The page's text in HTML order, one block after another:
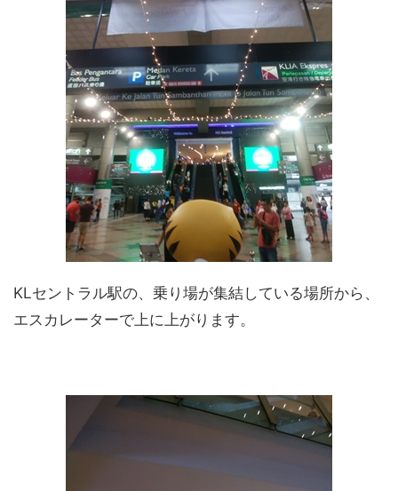
KLセントラル駅の、乗り場が集結している場所から、
エスカレーターで上に上がります。